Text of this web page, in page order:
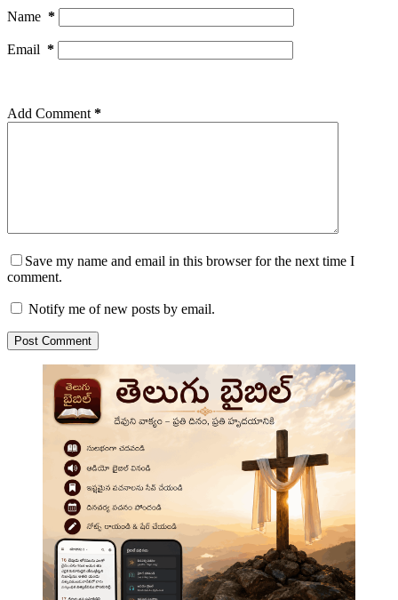
Name *
Email *
Add Comment *
Save my name and email in this browser for the next time I
comment.
Notify me of new posts by email.
Post Comment